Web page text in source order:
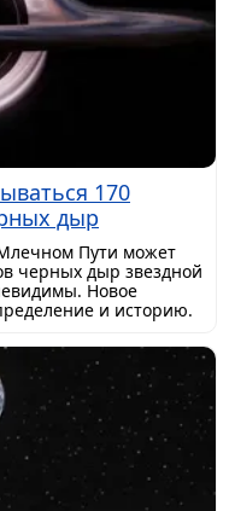
170
дыр
Пути может
черных дыр звездной
Новое
и историю.